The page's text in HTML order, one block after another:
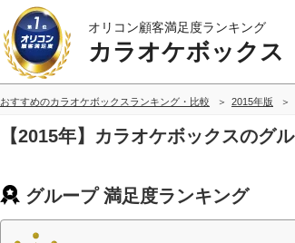
オリコン顧客満足度ランキング
カラオケボックス
おすすめのカラオケボックスランキング・比較 2015年版
【2015年】カラオケボックスのグ
グループ 満足度ランキング